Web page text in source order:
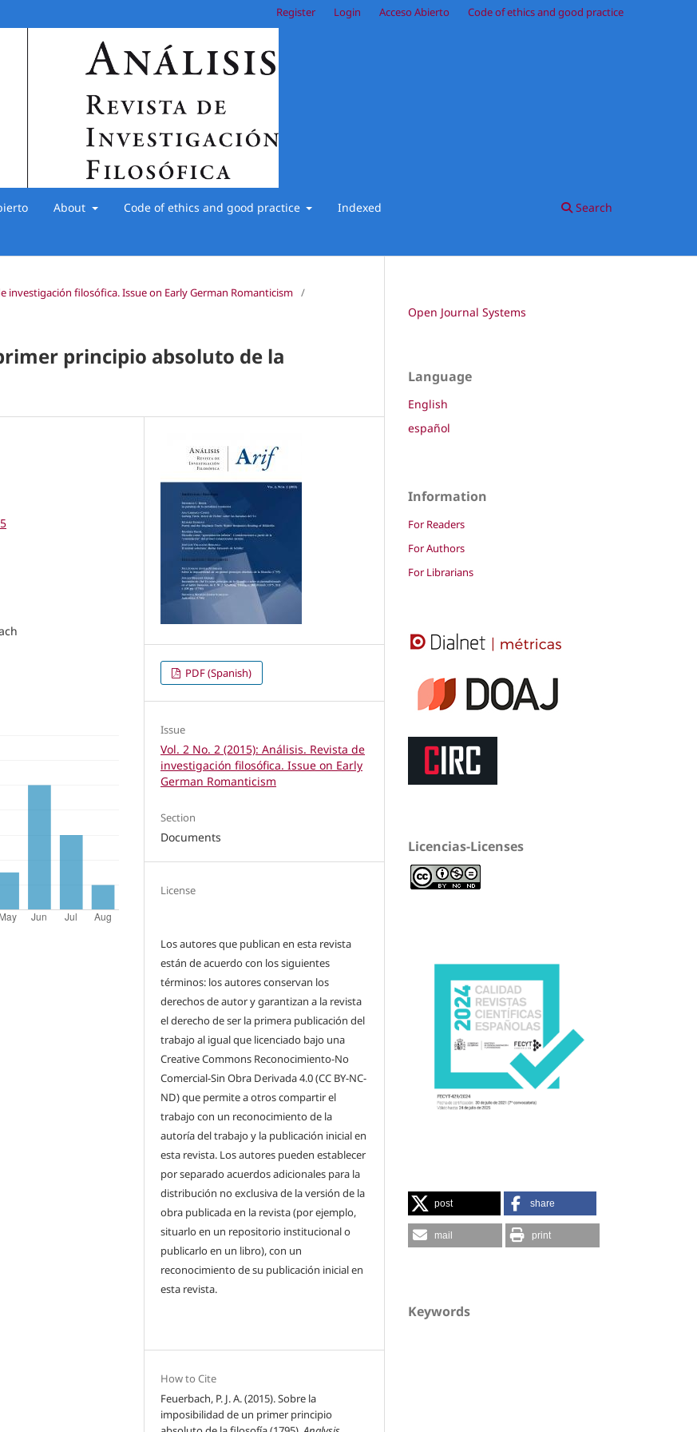
About Code of ethics and good practice Indexed Search
Register Login Acceso Abierto Code of ethics and good practice
investigación filosófica. Issue on Early German Romanticism /
principio absoluto de la
PDF (Spanish)
Issue
Vol. 2 No. 2 (2015): Análisis. Revista de
investigación filosófica. Issue on Early
German Romanticism
Section
Documents
License
Los autores que publican en esta revista
están de acuerdo con los siguientes
términos: los autores conservan los
derechos de autor y garantizan a la revista
el derecho de ser la primera publicación del
trabajo al igual que licenciado bajo una
Creative Commons Reconocimiento-No
Comercial-Sin Obra Derivada 4.0 (CC BY-NC-
ND) que permite a otros compartir el
trabajo con un reconocimiento de la
autoría del trabajo y la publicación inicial en
esta revista. Los autores pueden establecer
por separado acuerdos adicionales para la
distribución no exclusiva de la versión de la
obra publicada en la revista (por ejemplo,
situarlo en un repositorio institucional o
publicarlo en un libro), con un
reconocimiento de su publicación inicial en
esta revista.
How to Cite
Feuerbach, P. J. A. (2015). Sobre la
imposibilidad de un primer principio
Open Journal Systems
Language
English
español
Information
For Readers
For Authors
For Librarians
Licencias-Licenses
post share
mail print
Keywords